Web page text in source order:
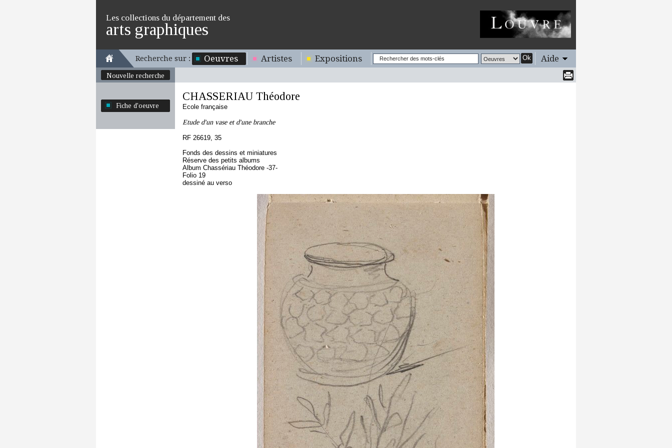
Les collections du département des
arts graphiques
Recherche sur : Oeuvres Artistes Expositions Ok Aide
Nouvelle recherche
Fiche d'oeuvre
CHASSERIAU Théodore
Ecole française
Etude d'un vase et d'une branche
RF 26619, 35
Fonds des dessins et miniatures
Réserve des petits albums
Album Chassériau Théodore -37-
Folio 19
dessiné au verso